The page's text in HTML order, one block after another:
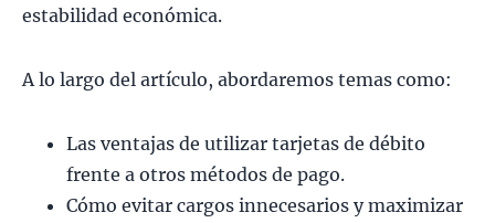
estabilidad económica.
A lo largo del artículo, abordaremos temas como:
Las ventajas de utilizar tarjetas de débito
frente a otros métodos de pago.
Cómo evitar cargos innecesarios y maximizar